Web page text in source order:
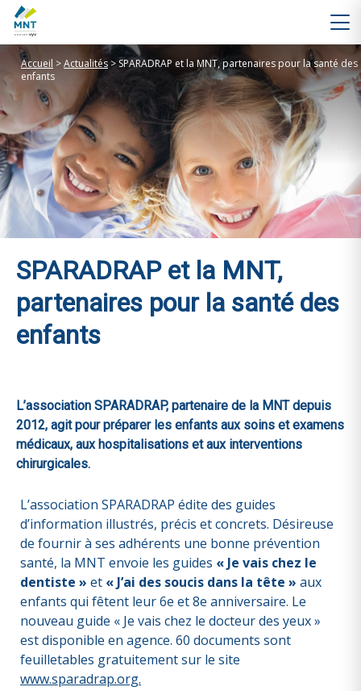
Accueil >Actualités >SPARADRAP et la MNT, partenaires pour la santé des
enfants
SPARADRAP et la MNT,
partenaires pour la santé des
enfants
L’association SPARADRAP, partenaire de la MNT depuis
2012, agit pour préparer les enfants aux soins et examens
médicaux, aux hospitalisations et aux interventions
chirurgicales.
L’association SPARADRAP édite des guides
d’information illustrés, précis et concrets. Désireuse
de fournir à ses adhérents une bonne prévention
santé, la MNT envoie les guides « Je vais chez le
dentiste » et « J’ai des soucis dans la tête » aux
enfants qui fêtent leur 6e et 8e anniversaire. Le
nouveau guide « Je vais chez le docteur des yeux »
est disponible en agence. 60 documents sont
feuilletables gratuitement sur le site
www.sparadrap.org.